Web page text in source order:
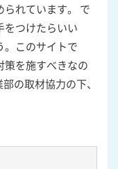
れています。 で
をつけたらいい
。このサイトで
策を施すべきなの
の取材協力の下、